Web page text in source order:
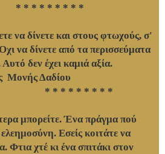
* * * *
να δίνετε και στους φτωχούς, σ'
να δίνετε από τα περισσεύματα
δεν έχει καμιά αξία.
Μονής Δαδίου
* * * * *
μπορείτε. Ένα πράγμα πού
ελεημοσύνη. Εσείς κοιτάτε να
Φτια χτέ κι ένα σπιτάκι στον